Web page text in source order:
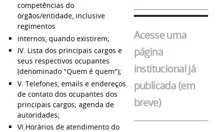
Acesse uma
página
institucional já
publicada (em
breve)
competências do
órgãos/entidade, inclusive
regimentos
internos, quando existirem;
IV. Lista dos principais cargos e
seus respectivos ocupantes
(denominado "Quem é quem");
V. Telefones, emails e endereços
de contato dos ocupantes dos
principais cargos; agenda de
autoridades;
VI.Horários de atendimento do